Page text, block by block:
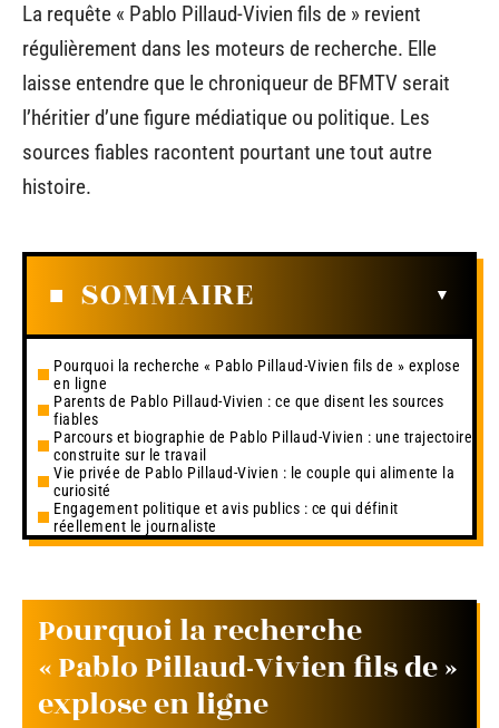
La requête « Pablo Pillaud-Vivien fils de » revient
régulièrement dans les moteurs de recherche. Elle
laisse entendre que le chroniqueur de BFMTV serait
l’héritier d’une figure médiatique ou politique. Les
sources fiables racontent pourtant une tout autre
histoire.
SOMMAIRE
Pourquoi la recherche « Pablo Pillaud-Vivien fils de » explose
en ligne
Parents de Pablo Pillaud-Vivien : ce que disent les sources
fiables
Parcours et biographie de Pablo Pillaud-Vivien : une trajectoire
construite sur le travail
Vie privée de Pablo Pillaud-Vivien : le couple qui alimente la
curiosité
Engagement politique et avis publics : ce qui définit
réellement le journaliste
Pourquoi la recherche
« Pablo Pillaud-Vivien fils de »
explose en ligne